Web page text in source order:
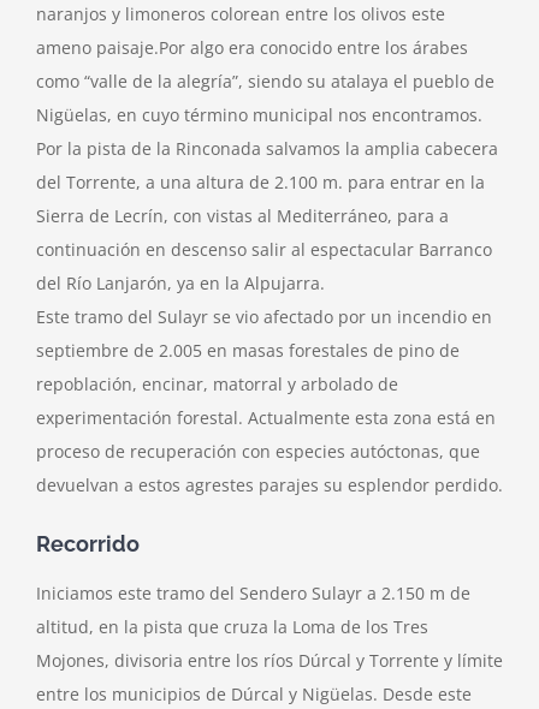
naranjos y limoneros colorean entre los olivos este
ameno paisaje.Por algo era conocido entre los árabes
como “valle de la alegría”, siendo su atalaya el pueblo de
Nigüelas, en cuyo término municipal nos encontramos.
Por la pista de la Rinconada salvamos la amplia cabecera
del Torrente, a una altura de 2.100 m. para entrar en la
Sierra de Lecrín, con vistas al Mediterráneo, para a
continuación en descenso salir al espectacular Barranco
del Río Lanjarón, ya en la Alpujarra.
Este tramo del Sulayr se vio afectado por un incendio en
septiembre de 2.005 en masas forestales de pino de
repoblación, encinar, matorral y arbolado de
experimentación forestal. Actualmente esta zona está en
proceso de recuperación con especies autóctonas, que
devuelvan a estos agrestes parajes su esplendor perdido.
Recorrido
Iniciamos este tramo del Sendero Sulayr a 2.150 m de
altitud, en la pista que cruza la Loma de los Tres
Mojones, divisoria entre los ríos Dúrcal y Torrente y límite
entre los municipios de Dúrcal y Nigüelas. Desde este